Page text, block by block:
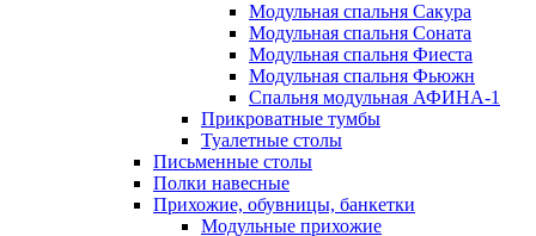
Модульная спальня Сакура
Модульная спальня Соната
Модульная спальня Фиеста
Модульная спальня Фьюжн
Спальня модульная АФИНА-1
Прикроватные тумбы
Туалетные столы
Письменные столы
Полки навесные
Прихожие, обувницы, банкетки
Модульные прихожие